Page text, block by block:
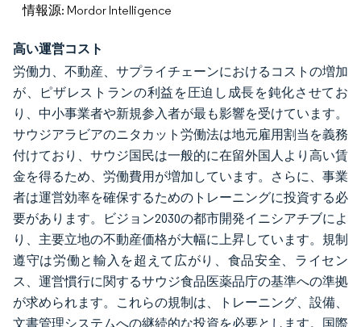
情報源: Mordor Intelligence
高い運営コスト
労働力、不動産、サプライチェーンにおけるコストの増加
が、ピザレストランの利益を圧迫し成長を鈍化させてお
り、中小事業者や新規参入者が最も影響を受けています。
サウジアラビアのニタカット労働法は地元雇用割当を義務
付けており、サウジ国民は一般的に在留外国人より高い賃
金を得るため、労働費用が増加しています。さらに、事業
者は運営効率を確保するためのトレーニングに投資する必
要があります。ビジョン2030の都市開発イニシアチブによ
り、主要立地の不動産価格が大幅に上昇しています。規制
遵守は労働と輸入を超えて広がり、食品安全、ライセン
ス、運営慣行に関するサウジ食品医薬品庁の基準への準拠
が求められます。これらの規制は、トレーニング、設備、
文書管理システムへの継続的な投資を必要とします。国際